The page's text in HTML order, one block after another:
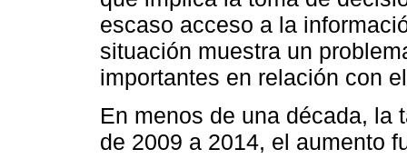
escaso acceso a la
situación muestra un
importantes en relación con
En menos de una década, la
de 2009 a 2014, el aumento